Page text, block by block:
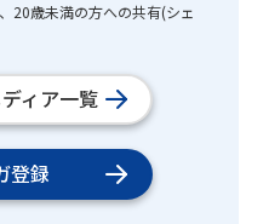
20歳未満の方への共有(シェ
ィア一覧
登録